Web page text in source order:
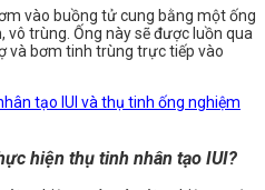
vào buồng tử cung bằng một ống
trùng. Ống này sẽ được luồn qua
và bơm tinh trùng trực tiếp vào
tạo IUI và thụ tinh ống nghiệm
hiện thụ tinh nhân tạo IUI?